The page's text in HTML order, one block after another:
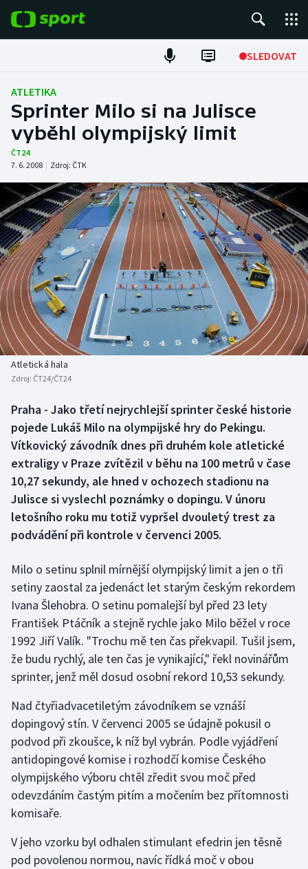
SLEDOVAT
Fotbal
Hokej
Tenis
Atletika
Cyklistika
DALŠÍ SPORTY
Americký fotbal
Baseball a softbal
Basketbal
Biatlon
Boby a skeleton
Box
Curling
Dostihy
Futsal
Golf
Gymnastika
Házená
Jezdectví
Judo
Krasobruslení
Lezení
Lyže a snowboard
NEPŘEHLÉDNĚTE
Soutěže
Historické návraty
Aplikace ČT sport
AZ kvíz
ATLETIKA
Sprinter Milo si na Julisce
vyběhl olympijský limit
ČT24
7. 6. 2008 | Zdroj: ČTK
Atletická hala
Zdroj: ČT24/ČT24
Praha - Jako třetí nejrychlejší sprinter české historie
pojede Lukáš Milo na olympijské hry do Pekingu.
Vítkovický závodník dnes při druhém kole atletické
extraligy v Praze zvítězil v běhu na 100 metrů v čase
10,27 sekundy, ale hned v ochozech stadionu na
Julisce si vyslechl poznámky o dopingu. V únoru
letošního roku mu totiž vypršel dvouletý trest za
podvádění při kontrole v červenci 2005.
Milo o setinu splnil mírnější olympijský limit a jen o tři
setiny zaostal za jedenáct let starým českým rekordem
Ivana Šlehobra. O setinu pomalejší byl před 23 lety
František Ptáčník a stejně rychle jako Milo běžel v roce
1992 Jiří Valík. "Trochu mě ten čas překvapil. Tušil jsem,
že budu rychlý, ale ten čas je vynikající," řekl novinářům
sprinter, jenž měl dosud osobní rekord 10,53 sekundy.
Nad čtyřiadvacetiletým závodníkem se vznáší
dopingový stín. V červenci 2005 se údajně pokusil o
podvod při zkoušce, k níž byl vybrán. Podle vyjádření
antidopingové komise i rozhodčí komise Českého
olympijského výboru chtěl zředit svou moč před
odevzdáním častým pitím a močením bez přítomnosti
komisaře.
V jeho vzorku byl odhalen stimulant efedrin jen těsně
pod povolenou normou, navíc řídká moč v obou